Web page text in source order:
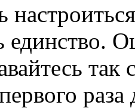
так
раза